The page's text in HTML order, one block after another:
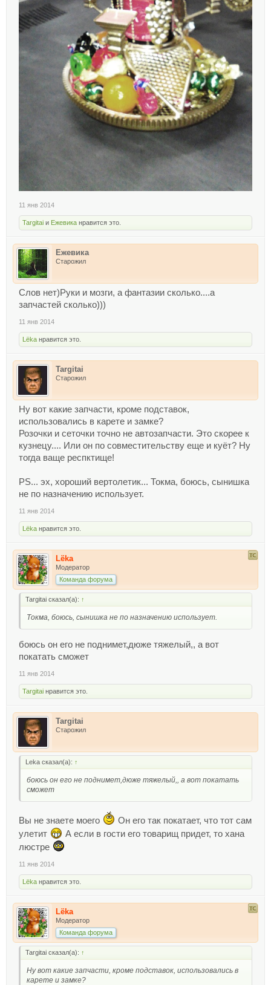
11 янв 2014
Targitai и Ежевика нравится это.
Ежевика
Старожил
Слов нет)Руки и мозги, а фантазии сколько....а
запчастей сколько)))
11 янв 2014
Lёka нравится это.
Targitai
Старожил
Ну вот какие запчасти, кроме подставок,
использовались в карете и замке?
Розочки и сеточки точно не автозапчасти. Это скорее к
кузнецу.... Или он по совместительству еще и куёт? Ну
тогда ваще респктище!
PS... эх, хороший вертолетик... Токма, боюсь, сынишка
не по назначению использует.
11 янв 2014
Lёka нравится это.
Lёka
Модератор
Команда форума
Targitai сказал(а): ↑
Токма, боюсь, сынишка не по назначению использует.
боюсь он его не поднимет,дюже тяжелый,, а вот
покатать сможет
11 янв 2014
Targitai нравится это.
Targitai
Старожил
Leka сказал(а): ↑
боюсь он его не поднимет,дюже тяжелый,, а вот покатать
сможет
Вы не знаете моего
Он его так покатает, что тот сам
улетит
А если в гости его товарищ придет, то хана
люстре
11 янв 2014
Lёka нравится это.
Lёka
Модератор
Команда форума
Targitai сказал(а): ↑
Ну вот какие запчасти, кроме подставок, использовались в
карете и замке?